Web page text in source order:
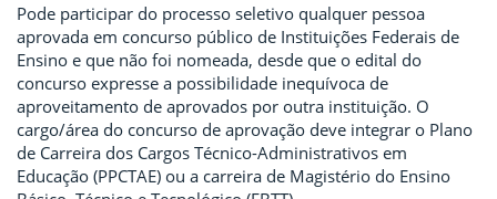
Pode participar do processo seletivo qualquer pessoa
aprovada em concurso público de Instituições Federais de
Ensino e que não foi nomeada, desde que o edital do
concurso expresse a possibilidade inequívoca de
aproveitamento de aprovados por outra instituição. O
cargo/área do concurso de aprovação deve integrar o Plano
de Carreira dos Cargos Técnico-Administrativos em
Educação (PPCTAE) ou a carreira de Magistério do Ensino